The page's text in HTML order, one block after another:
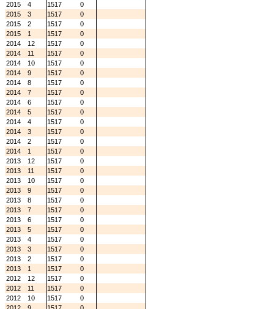
2015
4 1517
0
2015
3 1517
0
2015
2 1517
0
2015
1 1517
0
2014
12 1517
0
2014
11 1517
0
2014
10 1517
0
2014
9 1517
0
2014
8 1517
0
2014
7 1517
0
2014
6 1517
0
2014
5 1517
0
2014
4 1517
0
2014
3 1517
0
2014
2 1517
0
2014
1 1517
0
2013
12 1517
0
2013
11 1517
0
2013
10 1517
0
2013
9 1517
0
2013
8 1517
0
2013
7 1517
0
2013
6 1517
0
2013
5 1517
0
2013
4 1517
0
2013
3 1517
0
2013
2 1517
0
2013
1 1517
0
2012
12 1517
0
2012
11 1517
0
2012
10 1517
0